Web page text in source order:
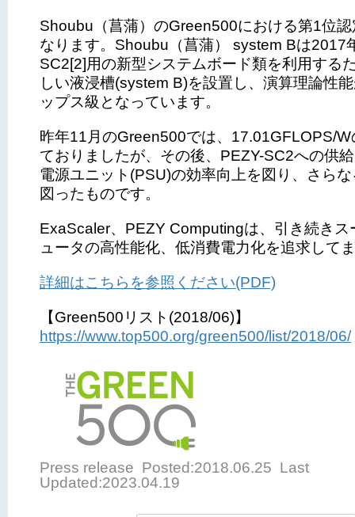
Shoubu（菖蒲）のGreen500における第1位
なります。Shoubu（菖蒲） system Bは2017
SC2[2]用の新型システムボード類を利用する
しい液浸槽(system B)を設置し、演算理論性
ップス級となっています。
昨年11月のGreen500では、17.01GFLOPS/
ておりましたが、その後、PEZY-SC2への供
電源ユニット(PSU)の効率向上を図り、さら
図ったものです。
ExaScaler、PEZY Computingは、引き続きス
ュータの高性能化、低消費電力化を追求して
詳細はこちらを参照ください(PDF)
【Green500リスト(2018/06)】
https://www.top500.org/green500/list/2018/06/
Press release Posted:2018.06.25 Last
Updated:2023.04.19